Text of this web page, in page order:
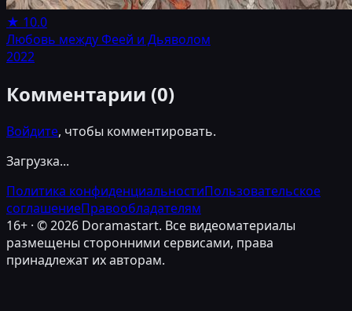
★ 10.0
Любовь между Феей и Дьяволом
2022
Комментарии (0)
Войдите, чтобы комментировать.
Загрузка...
Политика конфиденциальностиПользовательское
соглашениеПравообладателям
16+ · ©2026 Doramastart. Все видеоматериалы
размещены сторонними сервисами, права
принадлежат их авторам.